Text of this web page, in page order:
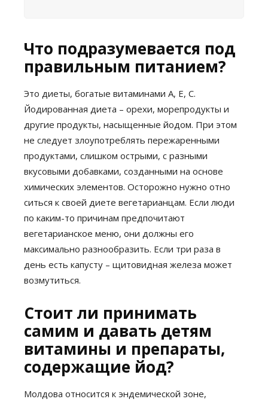
Что подразумевается под
правильным питанием?
Это диеты, богатые витаминами А, Е, С.
Йодированная диета – орехи, морепродукты и
другие продукты, насыщенные йодом. При этом
не следует злоупотреблять пережаренными
продуктами, слишком острыми, с разными
вкусовыми добавками, созданными на основе
химических элементов. Осторожно нужно отно
ситься к своей диете вегетарианцам. Если люди
по каким-то причинам предпочитают
вегетарианское меню, они должны его
максимально разнообразить. Если три раза в
день есть капусту – щитовидная железа может
возмутиться.
Стоит ли принимать
самим и давать детям
витамины и препараты,
содержащие йод?
Молдова относится к эндемической зоне,